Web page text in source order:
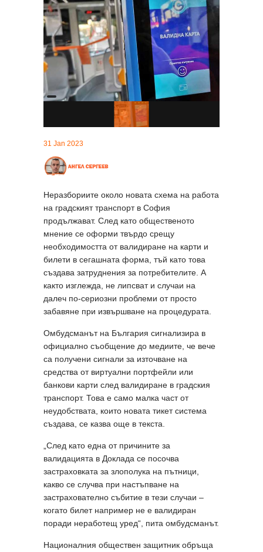
31 Jan 2023
Неразбориите около новата схема на работа
на градският транспорт в София
продължават. След като общественото
мнение се оформи твърдо срещу
необходимостта от валидиране на карти и
билети в сегашната форма, тъй като това
създава затруднения за потребителите. А
както изглежда, не липсват и случаи на
далеч по-сериозни проблеми от просто
забавяне при извършване на процедурата.
Омбудсманът на България сигнализира в
официално съобщение до медиите, че вече
са получени сигнали за източване на
средства от виртуални портфейли или
банкови карти след валидиране в градския
транспорт. Това е само малка част от
неудобствата, които новата тикет система
създава, се казва още в текста.
„След като една от причините за
валидацията в Доклада се посочва
застраховката за злополука на пътници,
какво се случва при настъпване на
застрахователно събитие в тези случаи –
когато билет например не е валидиран
поради неработещ уред“, пита омбудсманът.
Националния обществен защитник обръща